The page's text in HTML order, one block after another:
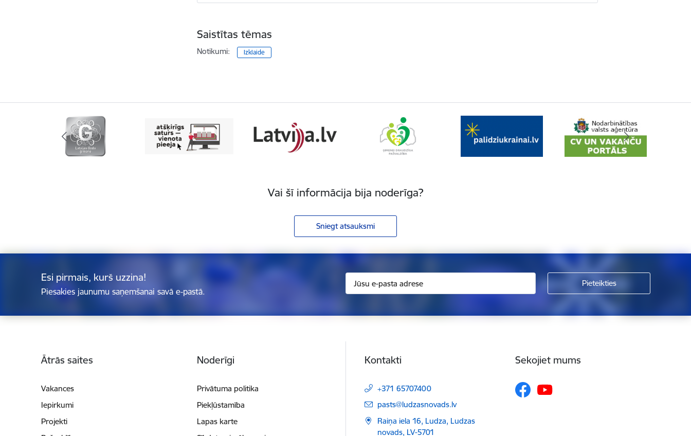
Saistītas tēmas
Notikumi: Izklaide
Vai šī informācija bija noderīga?
Sniegt atsauksmi
Esi pirmais, kurš uzzina!
Piesakies jaunumu saņemšanai savā e-pastā.
Ātrās saites
Vakances
Iepirkumi
Projekti
Noderīgi
Privātuma politika
Piekļūstamība
Lapas karte
Kontakti
+371 65707400
E-pasts:
pasts@ludzasnovads.lv
Raiņa iela 16, Ludza, Ludzas
novads, LV-5701
Sekojiet mums